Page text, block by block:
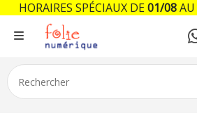
HORAIRES SPÉCIAUX DE01/08AU